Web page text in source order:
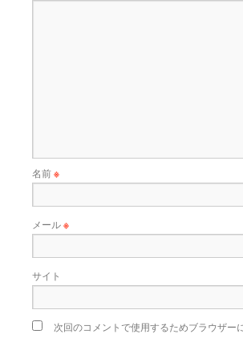
名前※
メール※
サイト
次回のコメントで使用するためブラウザ